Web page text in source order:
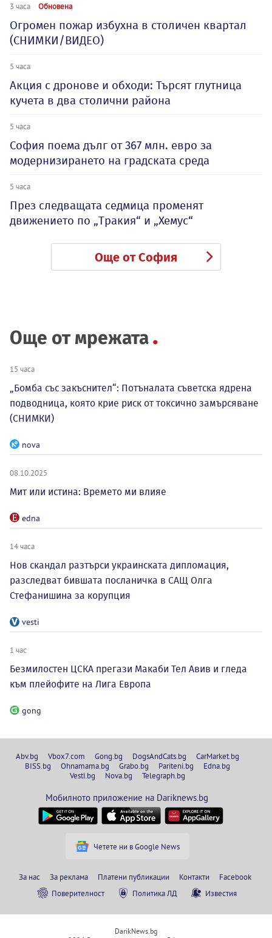
3 часа Обновена
Огромен пожар избухна в столичен квартал
(СНИМКИ/ВИДЕО)
5 часа
Акция с дронове и обходи: Търсят глутница
кучета в два столични района
5 часа
София поема дълг от 367 млн. евро за
модернизирането на градската среда
5 часа
През следващата седмица променят
движението по „Тракия“ и „Хемус“
Още от София
Още от мрежата
15 часа
„Бомба със закъснител“: Потъналата съветска ядрена
подводница, която крие риск от токсично замърсяване
(СНИМКИ)
nova
08.10.2025
Мит или истина: Времето ми влияе
edna
14 часа
Нов скандал разтърси украинската дипломация,
разследват бившата посланичка в САЩ Олга
Стефанишина за корупция
vesti
1 час
Безмилостен ЦСКА прегази Макаби Тел Авив и гледа
към плейофите на Лига Европа
gong
Abv.bg Vbox7.com Gong.bg DogsAndCats.bg
CarMarket.bg
BISS.bg
Ohnamama.bg Grabo.bg Pariteni.bg
Edna.bg
Vesti.bg
Nova.bg Telegraph.bg
Мобилното приложение на Dariknews.bg
Четете ни в Google News
За нас За реклама Платени публикации Контакти
Facebook
Поверителност
Политика ЛД Известия
DarikNews.bg